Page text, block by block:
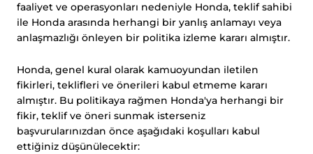
faaliyet ve operasyonları nedeniyle Honda, teklif sahibi
ile Honda arasında herhangi bir yanlış anlamayı veya
anlaşmazlığı önleyen bir politika izleme kararı almıştır.
Honda, genel kural olarak kamuoyundan iletilen
fikirleri, teklifleri ve önerileri kabul etmeme kararı
almıştır. Bu politikaya rağmen Honda'ya herhangi bir
fikir, teklif ve öneri sunmak isterseniz
başvurularınızdan önce aşağıdaki koşulları kabul
ettiğiniz düşünülecektir: